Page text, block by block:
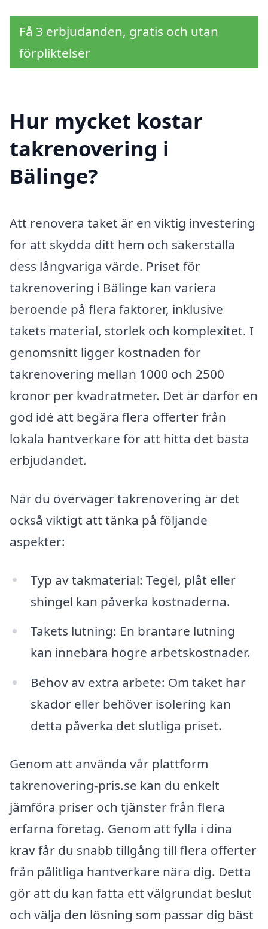
Få 3 erbjudanden, gratis och utan
förpliktelser
Hur mycket kostar
takrenovering i
Bälinge?
Att renovera taket är en viktig investering
för att skydda ditt hem och säkerställa
dess långvariga värde. Priset för
takrenovering i Bälinge kan variera
beroende på flera faktorer, inklusive
takets material, storlek och komplexitet. I
genomsnitt ligger kostnaden för
takrenovering mellan 1000 och 2500
kronor per kvadratmeter. Det är därför en
god idé att begära flera offerter från
lokala hantverkare för att hitta det bästa
erbjudandet.
När du överväger takrenovering är det
också viktigt att tänka på följande
aspekter:
Typ av takmaterial: Tegel, plåt eller
shingel kan påverka kostnaderna.
Takets lutning: En brantare lutning
kan innebära högre arbetskostnader.
Behov av extra arbete: Om taket har
skador eller behöver isolering kan
detta påverka det slutliga priset.
Genom att använda vår plattform
takrenovering-pris.se kan du enkelt
jämföra priser och tjänster från flera
erfarna företag. Genom att fylla i dina
krav får du snabb tillgång till flera offerter
från pålitliga hantverkare nära dig. Detta
gör att du kan fatta ett välgrundat beslut
och välja den lösning som passar dig bäst